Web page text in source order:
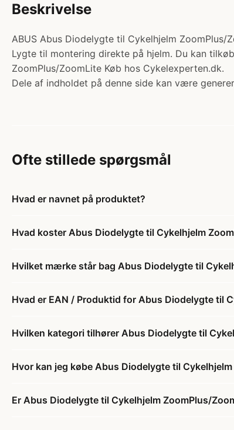
Beskrivelse
ABUS Abus Diodelygte til Cykelhjelm
Lygte til montering direkte på hjelm. Du kan
ZoomPlus/ZoomLite Køb hos Cykelexperten.dk.
Dele af indholdet på denne side kan være
Ofte stillede spørgsmål
Hvad er navnet på produktet?
Hvad koster Abus Diodelygte til Cykelhjelm
Hvilket mærke står bag Abus Diodelygte til
Hvad er EAN / Produktid for Abus Diodelygte til
Hvilken kategori tilhører Abus Diodelygte til
Hvor kan jeg købe Abus Diodelygte til
Er Abus Diodelygte til Cykelhjelm ZoomPlus/